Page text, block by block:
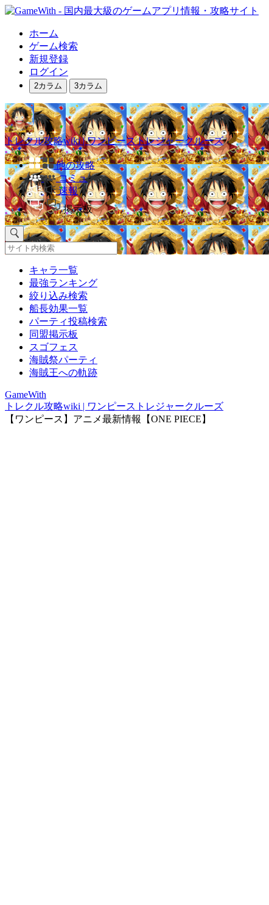
ホーム
ゲーム検索
新規登録
ログイン
2カラム 3カラム
トレクル攻略wiki | ワンピーストレジャークルーズ
他の攻略
コミュ
速報
掲示板
キャラ一覧
最強ランキング
絞り込み検索
船長効果一覧
パーティ投稿検索
同盟掲示板
スゴフェス
海賊祭パーティ
海賊王への軌跡
GameWith
トレクル攻略wiki | ワンピーストレジャークルーズ
【ワンピース】アニメ最新情報【ONE PIECE】